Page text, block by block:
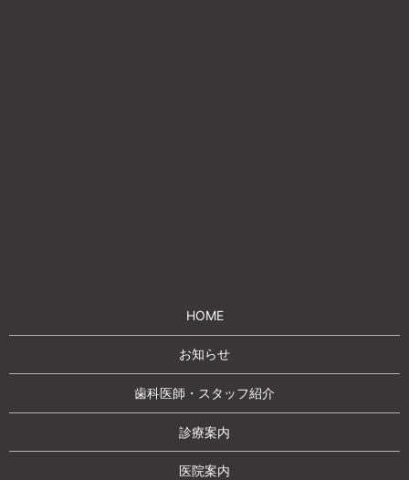
HOME
お知らせ
歯科医師・スタッフ紹介
診療案内
医院案内